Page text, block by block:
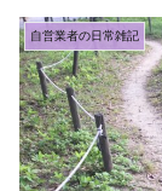
自営業者の日常雑記